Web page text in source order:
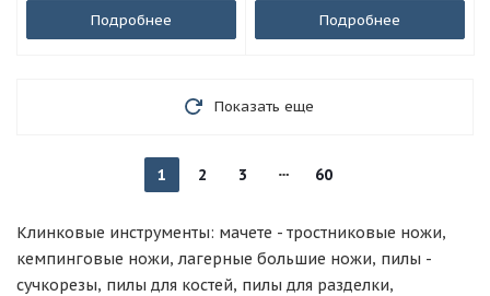
Подробнее Подробнее
Показать еще
1 2 3 60
Клинковые инструменты: мачете - тростниковые ножи,
кемпинговые ножи, лагерные большие ножи, пилы -
сучкорезы, пилы для костей, пилы для разделки,